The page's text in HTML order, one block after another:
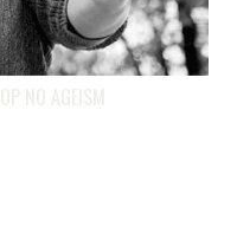
NO AGEISM